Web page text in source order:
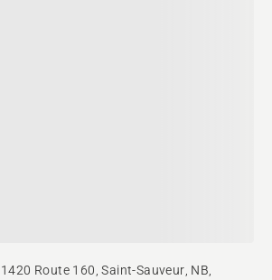
1420 Route 160, Saint-Sauveur, NB,